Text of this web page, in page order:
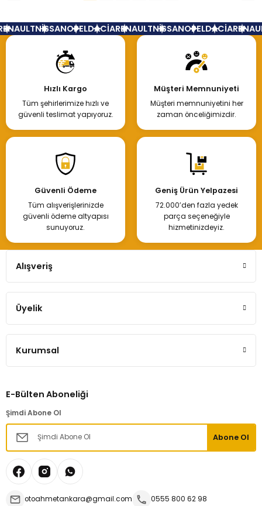
NİSSANOPELDACİARENAULTNİSSANOPELDACİARENAULT
Hızlı Kargo
Tüm şehirlerimize hızlı ve
güvenli teslimat yapıyoruz.
Müşteri Memnuniyeti
Müşteri memnuniyetini her
zaman önceliğimizdir.
Güvenli Ödeme
Tüm alışverişlerinizde
güvenli ödeme altyapısı
sunuyoruz.
Geniş Ürün Yelpazesi
72.000’den fazla yedek
parça seçeneğiyle
hizmetinizdeyiz.
Alışveriş
Üyelik
Kurumsal
E-Bülten Aboneliği
Şimdi Abone Ol
Abone Ol
otoahmetankara@gmail.com 0555 800 62 98